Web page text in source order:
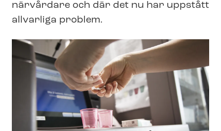
närvårdare och där det nu har uppstått
allvarliga problem.